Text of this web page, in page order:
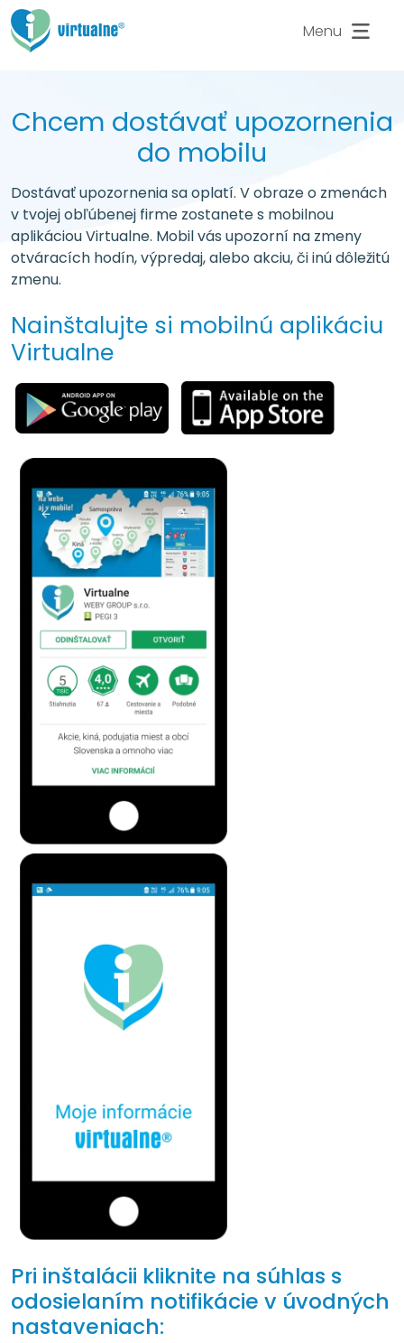
Menu
Chcem dostávaťupozornenia
do mobilu
Dostávať upozornenia sa oplatí. V obraze o zmenách
v tvojej obľúbenej firme zostanete s mobilnou
aplikáciou Virtualne. Mobil vás upozorní na zmeny
otváracích hodín, výpredaj, alebo akciu, či inú dôležitú
zmenu.
Nainštalujte si mobilnú aplikáciu
Virtualne
Pri inštalácii kliknite na súhlas s
odosielaním notifikácie v úvodných
nastaveniach: